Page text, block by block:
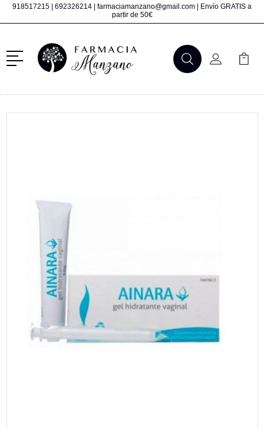
918517215 692326214 farmaciamanzano@gmail.com | Envío GRATIS a
partir de 50€
Menú
BuscarMi Cuenta
Mi